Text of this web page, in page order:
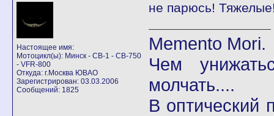
Настоящее имя:
Мотоцикл(ы): Минск - CB-1 - CB-750
- VFR-800
Откуда: г.Москва ЮВАО
Зарегистрирован: 03.03.2006
Сообщений: 1825
не парюсь!
Memento Mori.
Чем
молчать....
В